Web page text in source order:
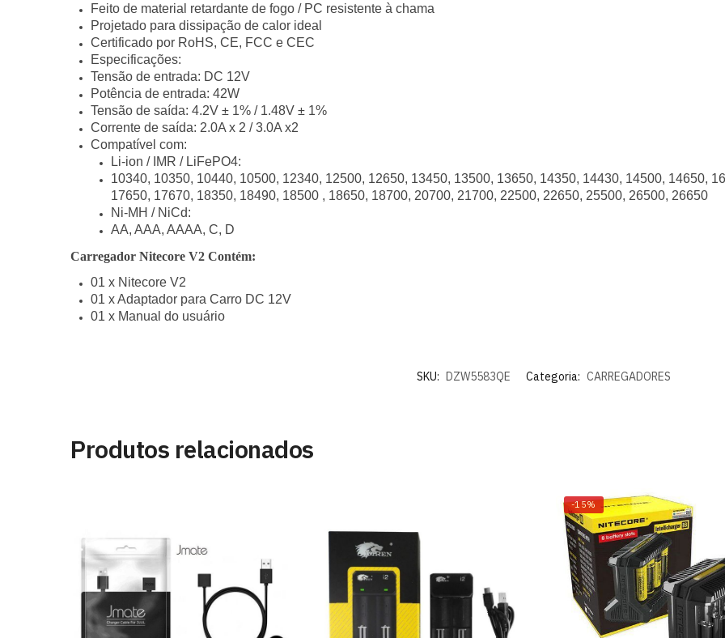
Feito de material retardante de fogo / PC resistente à chama
Projetado para dissipação de calor ideal
Certificado por RoHS, CE, FCC e CEC
Especificações:
Tensão de entrada: DC 12V
Potência de entrada: 42W
Tensão de saída: 4.2V ± 1% / 1.48V ± 1%
Corrente de saída: 2.0A x 2 / 3.0A x2
Compatível com:
Li-ion / IMR / LiFePO4:
10340, 10350, 10440, 10500, 12340, 12500, 12650, 13450, 13500, 13650, 14350, 14430, 14500, 14650,
17650, 17670, 18350, 18490, 18500 , 18650, 18700, 20700, 21700, 22500, 22650, 25500, 26500, 26650
Ni-MH / NiCd:
AA, AAA, AAAA, C, D
Carregador Nitecore V2 Contém:
01 x Nitecore V2
01 x Adaptador para Carro DC 12V
01 x Manual do usuário
SKU: DZW5583QE Categoria: CARREGADORES
Produtos relacionados
-15%